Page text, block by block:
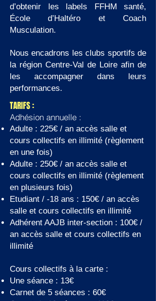
d’obtenir les labels FFHM santé,
École d’Haltéro et Coach
Musculation.
Nous encadrons les clubs sportifs de
la région Centre-Val de Loire afin de
les accompagner dans leurs
performances.
TARIFS :
Adhésion annuelle :
Adulte : 225€ / an accès salle et
cours collectifs en illimité (règlement
en une fois)
Adulte : 250€ / an accès salle et
cours collectifs en illimité (règlement
en plusieurs fois)
Etudiant / -18 ans : 150€ / an accès
salle et cours collectifs en illimité
Adhérent AAJB inter-section : 100€ /
an accès salle et cours collectifs en
illimité
Cours collectifs à la carte :
Une séance : 13€
Carnet de 5 séances : 60€